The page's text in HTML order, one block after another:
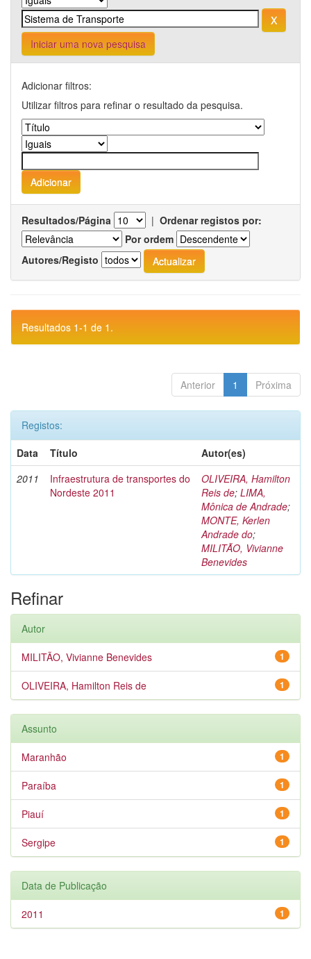
Iniciar uma nova pesquisa
Adicionar filtros:
Utilizar filtros para refinar o resultado da pesquisa.
Resultados/Página | Ordenar registos por:
Por ordem
Autores/Registo
Resultados 1-1 de 1.
Anterior 1 Próxima
Registos:
Data
Título
Autor(es)
2011
Infraestrutura de transportes do
Nordeste 2011
OLIVEIRA, Hamilton
Reis de; LIMA,
Mônica de Andrade;
MONTE, Kerlen
Andrade do;
MILITÃO, Vivianne
Benevides
Refinar
Autor
1
MILITÃO, Vivianne Benevides
1
OLIVEIRA, Hamilton Reis de
Assunto
1
Maranhão
1
Paraíba
1
Piauí
1
Sergipe
Data de Publicação
1
2011